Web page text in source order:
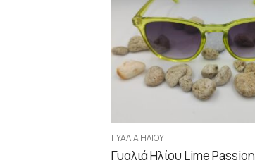
ΓΥΑΛΙΆ ΗΛΊΟΥ
Γυαλιά Ηλίου Lime Passion